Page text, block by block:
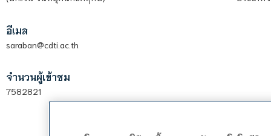
อีเมล
saraban@cdti.ac.th
จำนวนผู้เข้าชม
7582821